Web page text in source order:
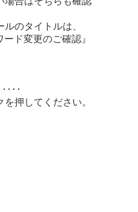
のタイトルは、
ド変更のご確認』
････
押してください。